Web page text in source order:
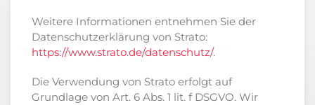
Weitere Informationen entnehmen Sie der
Datenschutzerklärung von Strato:
https://www.strato.de/datenschutz/.
Die Verwendung von Strato erfolgt auf
Grundlage von Art. 6 Abs. 1 lit. f DSGVO. Wir